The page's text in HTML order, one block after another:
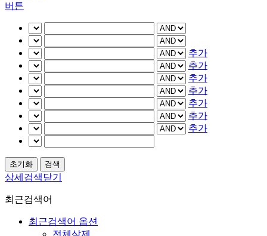
버튼
추가
추가
추가
추가
추가
추가
추가
상세검색닫기
최근검색어
최근검색어 옵션
전체삭제